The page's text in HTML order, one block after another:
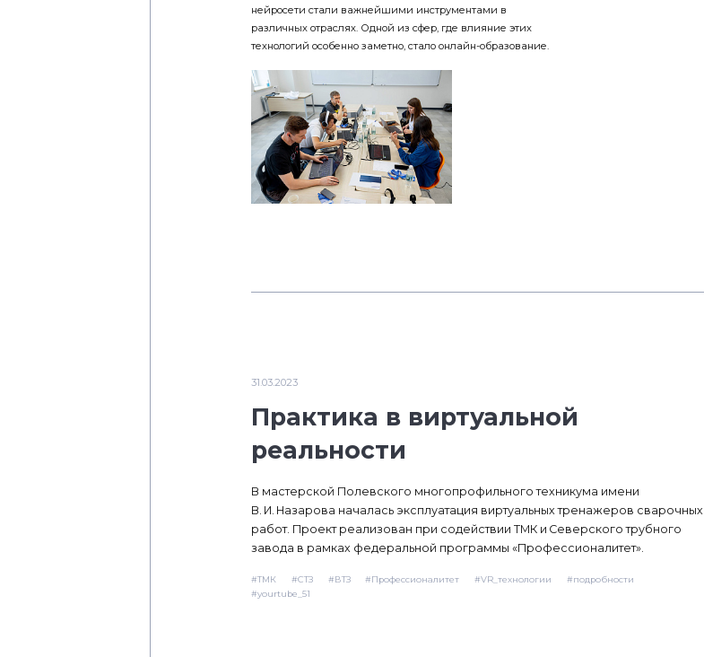
нейросети стали важнейшими инструментами в
различных отраслях. Одной из сфер, где влияние этих
технологий особенно заметно, стало онлайн-образование.
31.03.2023
Практика в виртуальной
реальности
В мастерской Полевского многопрофильного техникума имени
В. И. Назарова началась эксплуатация виртуальных тренажеров сварочных
работ. Проект реализован при содействии ТМК и Северского трубного
завода в рамках федеральной программы «Профессионалитет».
#ТМК #СТЗ #ВТЗ #Профессионалитет #VR_технологии
#подробности
#yourtube_51